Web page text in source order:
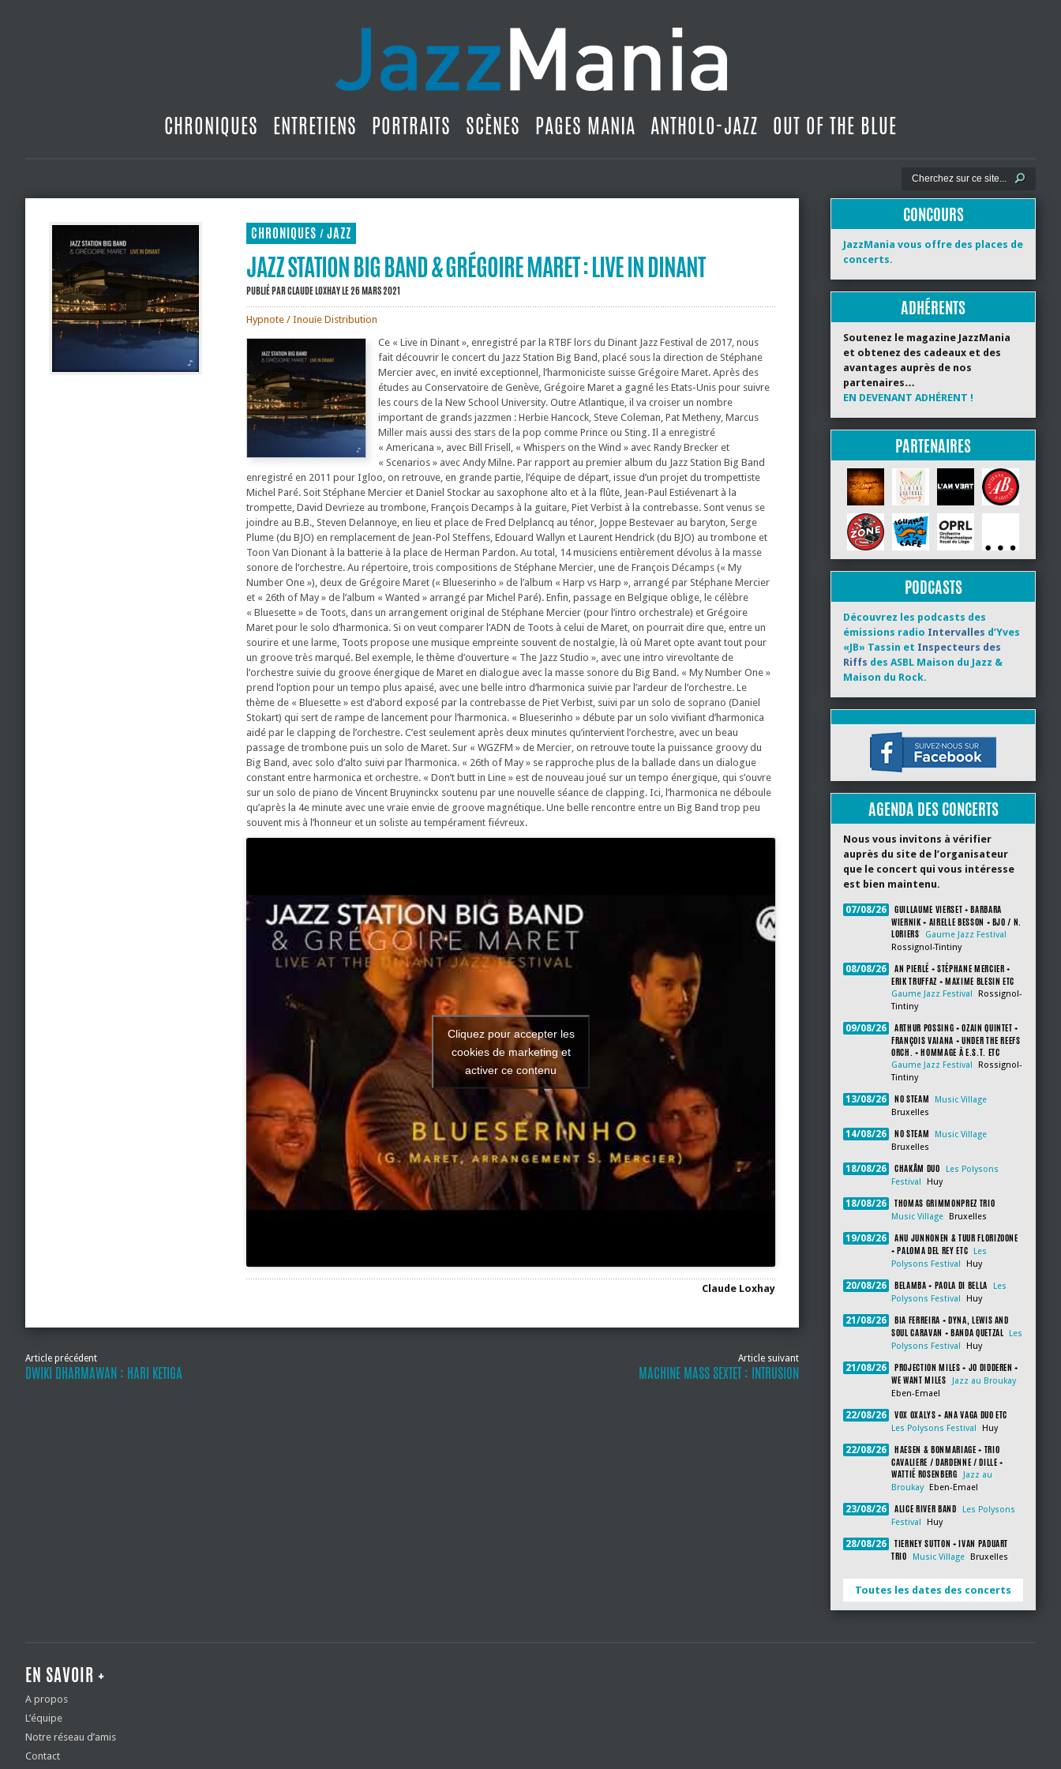
CHRONIQUES ENTRETIENS PORTRAITS SCÈNES PAGES MANIA ANTHOLO-JAZZ OUT OF THE BLUE
CHRONIQUES / JAZZ
JAZZ STATION BIG BAND & GRÉGOIRE MARET : LIVE IN DINANT
PUBLIÉ PARCLAUDE LOXHAYLE 26 MARS 2021
Hypnote / Inouïe Distribution
Ce « Live in Dinant », enregistré par la RTBF lors du Dinant Jazz Festival de 2017, nous
fait découvrir le concert du Jazz Station Big Band, placé sous la direction de Stéphane
Mercier avec, en invité exceptionnel, l’harmoniciste suisse Grégoire Maret. Après des
études au Conservatoire de Genève, Grégoire Maret a gagné les Etats-Unis pour suivre
les cours de la New School University. Outre Atlantique, il va croiser un nombre
important de grands jazzmen : Herbie Hancock, Steve Coleman, Pat Metheny, Marcus
Miller mais aussi des stars de la pop comme Prince ou Sting. Il a enregistré
« Americana », avec Bill Frisell, « Whispers on the Wind » avec Randy Brecker et
« Scenarios » avec Andy Milne. Par rapport au premier album du Jazz Station Big Band
enregistré en 2011 pour Igloo, on retrouve, en grande partie, l’équipe de départ, issue d’un projet du trompettiste
Michel Paré. Soit Stéphane Mercier et Daniel Stockar au saxophone alto et à la flûte, Jean-Paul Estiévenart à la
trompette, David Devrieze au trombone, François Decamps à la guitare, Piet Verbist à la contrebasse. Sont venus se
joindre au B.B., Steven Delannoye, en lieu et place de Fred Delplancq au ténor, Joppe Bestevaer au baryton, Serge
Plume (du BJO) en remplacement de Jean-Pol Steffens, Edouard Wallyn et Laurent Hendrick (du BJO) au trombone et
Toon Van Dionant à la batterie à la place de Herman Pardon. Au total, 14 musiciens entièrement dévolus à la masse
sonore de l’orchestre. Au répertoire, trois compositions de Stéphane Mercier, une de François Décamps (« My
Number One »), deux de Grégoire Maret (« Blueserinho » de l’album « Harp vs Harp », arrangé par Stéphane Mercier
et « 26th of May » de l’album « Wanted » arrangé par Michel Paré). Enfin, passage en Belgique oblige, le célèbre
« Bluesette » de Toots, dans un arrangement original de Stéphane Mercier (pour l’intro orchestrale) et Grégoire
Maret pour le solo d’harmonica. Si on veut comparer l’ADN de Toots à celui de Maret, on pourrait dire que, entre un
sourire et une larme, Toots propose une musique empreinte souvent de nostalgie, là où Maret opte avant tout pour
un groove très marqué. Bel exemple, le thème d’ouverture « The Jazz Studio », avec une intro virevoltante de
l’orchestre suivie du groove énergique de Maret en dialogue avec la masse sonore du Big Band. « My Number One »
prend l’option pour un tempo plus apaisé, avec une belle intro d’harmonica suivie par l’ardeur de l’orchestre. Le
thème de « Bluesette » est d’abord exposé par la contrebasse de Piet Verbist, suivi par un solo de soprano (Daniel
Stokart) qui sert de rampe de lancement pour l’harmonica. « Blueserinho » débute par un solo vivifiant d’harmonica
aidé par le clapping de l’orchestre. C’est seulement après deux minutes qu’intervient l’orchestre, avec un beau
passage de trombone puis un solo de Maret. Sur « WGZFM » de Mercier, on retrouve toute la puissance groovy du
Big Band, avec solo d’alto suivi par l’harmonica. « 26th of May » se rapproche plus de la ballade dans un dialogue
constant entre harmonica et orchestre. « Don’t butt in Line » est de nouveau joué sur un tempo énergique, qui s’ouvre
sur un solo de piano de Vincent Bruyninckx soutenu par une nouvelle séance de clapping. Ici, l’harmonica ne déboule
qu’après la 4e minute avec une vraie envie de groove magnétique. Une belle rencontre entre un Big Band trop peu
souvent mis à l’honneur et un soliste au tempérament fiévreux.
Cliquez pour accepter les
cookies de marketing et
activer ce contenu
Claude Loxhay
Article précédent
DWIKI DHARMAWAN : HARI KETIGA
Article suivant
MACHINE MASS SEXTET : INTRUSION
CONCOURS
JazzMania vous offre des places de
concerts.
ADHÉRENTS
Soutenez le magazine JazzMania
et obtenez des cadeaux et des
avantages auprès de nos
partenaires…
EN DEVENANT ADHÉRENT !
PARTENAIRES
PODCASTS
Découvrez les podcasts des
émissions radio Intervalles d’Yves
«JB» Tassin et Inspecteurs des
Riffs des ASBL Maison du Jazz &
Maison du Rock.
AGENDA DES CONCERTS
Nous vous invitons à vérifier
auprès du site de l’organisateur
que le concert qui vous intéresse
est bien maintenu.
07/08/26
GUILLAUME VIERSET + BARBARA
WIERNIK + AIRELLE BESSON + BJO / N.
LORIERS
Gaume Jazz Festival
Rossignol-Tintiny
08/08/26
AN PIERLÉ + STÉPHANE MERCIER +
ERIK TRUFFAZ + MAXIME BLESIN ETC
Gaume Jazz Festival
Rossignol-
Tintiny
09/08/26
ARTHUR POSSING + OZAIN QUINTET +
FRANÇOIS VAIANA + UNDER THE REEFS
ORCH. + HOMMAGE À E.S.T. ETC
Gaume Jazz Festival
Rossignol-
Tintiny
13/08/26 NO STEAM
Music Village
Bruxelles
14/08/26 NO STEAM
Music Village
Bruxelles
18/08/26 CHAKÂM DUO
Les Polysons
Festival
Huy
18/08/26 THOMAS GRIMMONPREZ TRIO
Music Village Bruxelles
19/08/26
ANU JUNNONEN & TUUR FLORIZOONE
+ PALOMA DEL REY ETC
Les
Polysons Festival
Huy
20/08/26 BELAMBA + PAOLA DI BELLA
Les
Polysons Festival
Huy
21/08/26
BIA FERREIRA + DYNA, LEWIS AND
SOUL CARAVAN + BANDA QUETZAL
Les
Polysons Festival
Huy
21/08/26
PROJECTION MILES + JO DIDDEREN +
WE WANT MILES
Jazz au Broukay
Eben-Emael
22/08/26 VOX OXALYS + ANA VAGA DUO ETC
Les Polysons Festival Huy
22/08/26
HAESEN & BONMARIAGE + TRIO
CAVALIERE / DARDENNE / DILLE +
WATTIÉ ROSENBERG
Jazz au
Broukay
Eben-Emael
23/08/26 ALICE RIVER BAND
Les Polysons
Festival
Huy
28/08/26
TIERNEY SUTTON + IVAN PADUART
TRIO
Music Village Bruxelles
Toutes les dates des concerts
EN SAVOIR +
A propos
L’équipe
Notre réseau d’amis
Contact